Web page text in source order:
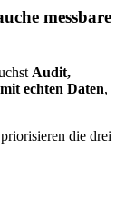
messbare
Audit,
echten Daten,
die drei